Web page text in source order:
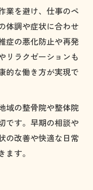
業を避け、仕事のペ
体調や症状に合わせ
症の悪化防止や再発
リラクゼーションも
的な働き方が実現で
域の整骨院や整体院
です。早期の相談や
の改善や快適な日常
す。